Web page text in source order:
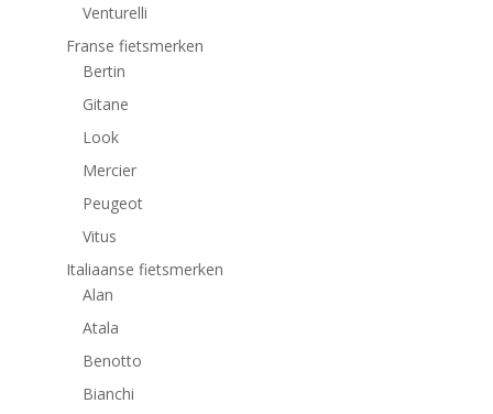
Venturelli
Franse fietsmerken
Bertin
Gitane
Look
Mercier
Peugeot
Vitus
Italiaanse fietsmerken
Alan
Atala
Benotto
Bianchi